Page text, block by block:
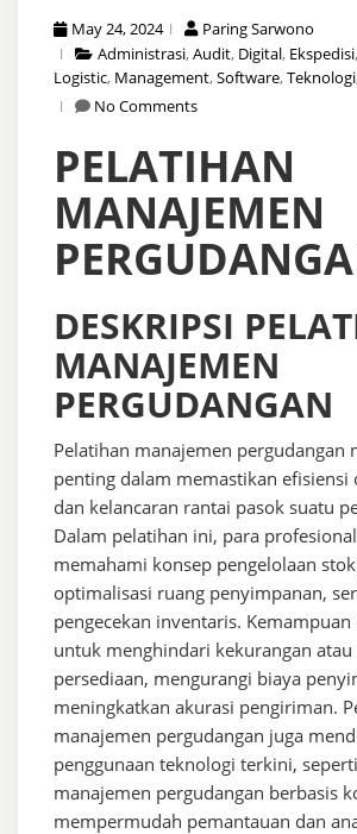
May 24, 2024
Paring Sarwono
Administrasi,Audit, Digital, Ekspedisi,
Logistic, Management,Software,Teknologi
No Comments
PELATIHAN
MANAJEMEN
DESKRIPSI
MANAJEMEN
PERGUDANGAN
Pelatihan manajemen pergudangan
penting dalam memastikan efisiensi
dan kelancaran rantai pasok suatu
Dalam pelatihan ini, para
memahami konsep pengelolaan
optimalisasi ruang penyimpanan,
pengecekan inventaris. Kemampuan
untuk menghindari kekurangan atau
persediaan, mengurangi biaya
meningkatkan akurasi pengiriman.
manajemen pergudangan juga
penggunaan teknologi terkini,
manajemen pergudangan berbasis
mempermudah pemantauan dan